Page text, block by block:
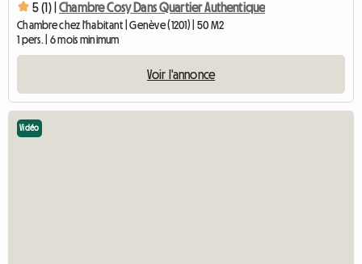
5 (1) | Chambre Cosy Dans Quartier Authentique
Chambre chez l'habitant | Genève (1201) | 50 M2
1 pers. | 6 mois minimum
Voir l'annonce
Vidéo